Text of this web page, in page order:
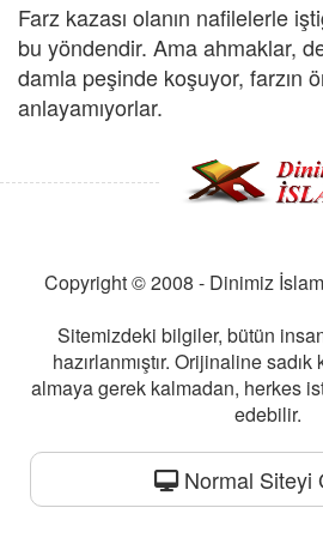
Farz kazası olanın nafilelerle
bu yöndendir. Ama ahmaklar,
damla peşinde koşuyor, farzın
anlayamıyorlar.
Copyright © 2008 - Dinimiz
Sitemizdeki bilgiler, bütün
hazırlanmıştır. Orijinaline
almaya gerek kalmadan, herkes
edebilir.
Normal Siteyi